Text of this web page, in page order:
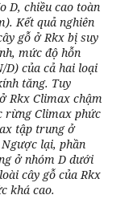
D, chiều cao toàn
Kết quả nghiên
gỗ ở Rkx bị suy
mức độ hỗn
D) của cả hai loại
tăng. Tuy
Rkx Climax chậm
rừng Climax phức
tập trung ở
lại, phần
ở nhóm D dưới
cây gỗ của Rkx
khá cao.